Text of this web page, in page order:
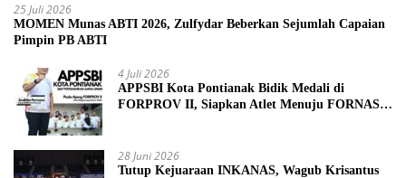
25 Juli 2026
MOMEN Munas ABTI 2026, Zulfydar Beberkan Sejumlah Capaian
Pimpin PB ABTI
4 Juli 2026
APPSBI Kota Pontianak Bidik Medali di
FORPROV II, Siapkan Atlet Menuju FORNAS
28 Juni 2026
Tutup Kejuaraan INKANAS, Wagub Krisantus